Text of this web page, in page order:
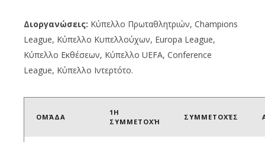
Διοργανώσεις: Κύπελλο Πρωταθλητριών, Champions
League, Κύπελλο Κυπελλούχων, Europa League,
Κύπελλο Εκθέσεων, Κύπελλο UEFA, Conference
League, Κύπελλο Ιντερτότο.
ΟΜΆΔΑ
1Η
ΣΥΜΜΕΤΟΧΉ
ΣΥΜΜΕΤΟΧΈΣ